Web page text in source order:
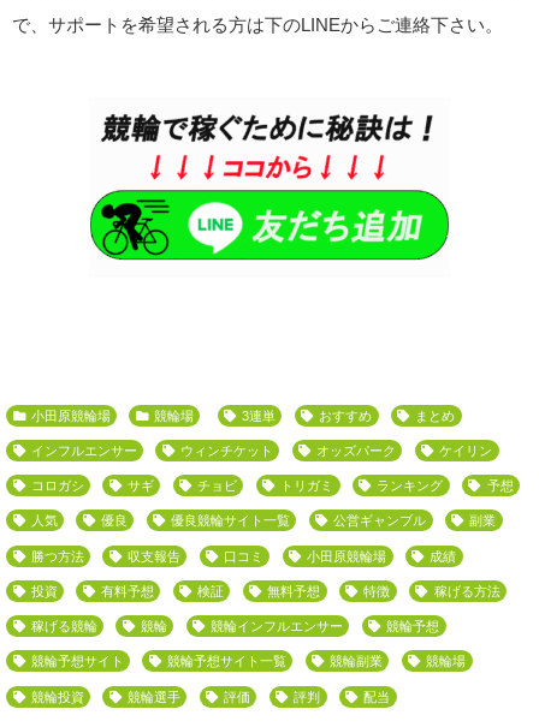
で、サポートを希望される方は下のLINEからご連絡下さい。
小田原競輪場 競輪場 3連単 おすすめ まとめ
インフルエンサー ウィンチケット オッズパーク ケイリン
コロガシ サギ チョビ トリガミ ランキング 予想
人気 優良 優良競輪サイト一覧 公営ギャンブル 副業
勝つ方法 収支報告 口コミ 小田原競輪場 成績
投資 有料予想 検証 無料予想 特徴 稼げる方法
稼げる競輪 競輪 競輪インフルエンサー 競輪予想
競輪予想サイト 競輪予想サイト一覧 競輪副業 競輪場
競輪投資 競輪選手 評価 評判 配当